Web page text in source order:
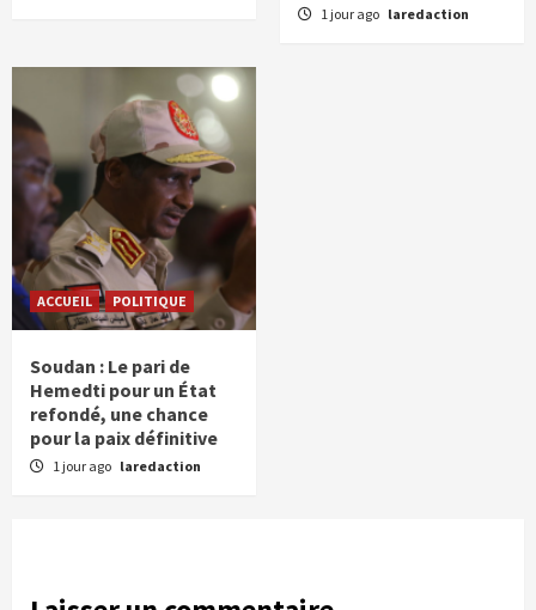
1 jour ago laredaction
ACCUEIL POLITIQUE
Soudan : Le pari de
Hemedti pour un État
refondé, une chance
pour la paix définitive
1 jour ago laredaction